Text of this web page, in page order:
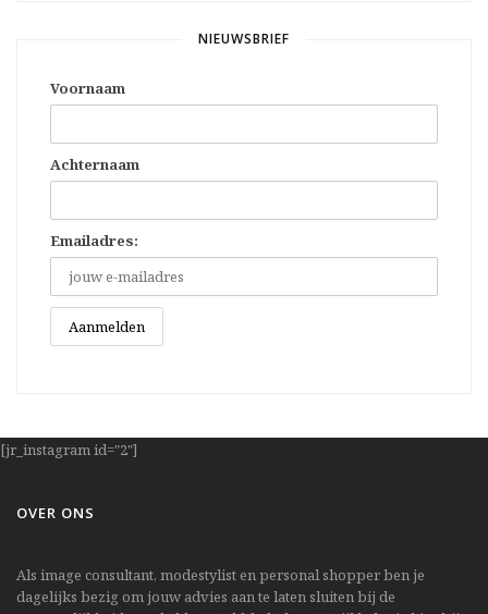
NIEUWSBRIEF
Voornaam
Achternaam
Emailadres:
[jr_instagram id="2"]
OVER ONS
Als image consultant, modestylist en personal shopper ben je
dagelijks bezig om jouw advies aan te laten sluiten bij de